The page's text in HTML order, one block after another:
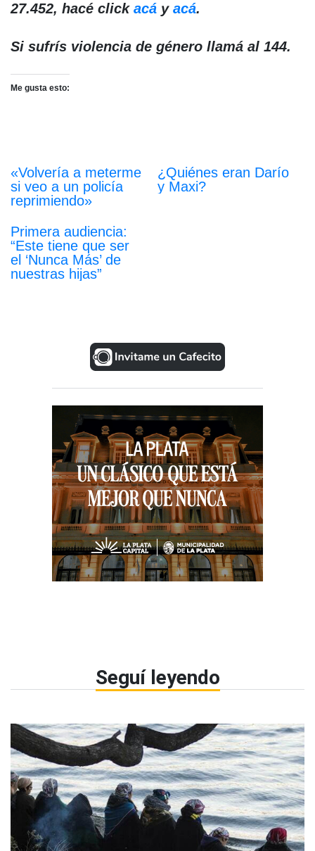
27.452, hacé click acá y acá.
Si sufrís violencia de género llamá al 144.
Me gusta esto:
«Volvería a meterme
si veo a un policía
reprimiendo»
¿Quiénes eran Darío
y Maxi?
Primera audiencia:
“Este tiene que ser
el ‘Nunca Más’ de
nuestras hijas”
Seguí leyendo